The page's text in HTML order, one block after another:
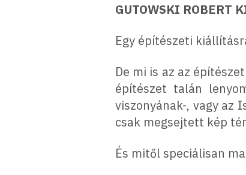
GUTOWSKI ROBERT
Egy építészeti
De mi is az az
építészet talán
viszonyának-, vagy az
csak megsejtett kép
És mitől speciálisan